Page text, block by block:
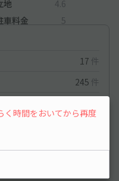
地
4.6
車料金
5
17 件
245 件
く時間をおいてから再度